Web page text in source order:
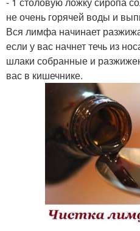
не очень горячей воды и
Вся лимфа начинает
если у вас начнет течь из
шлаки собранные и
вас в кишечнике.